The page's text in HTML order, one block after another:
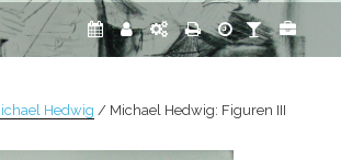
Hedwig / Michael Hedwig: Figuren III